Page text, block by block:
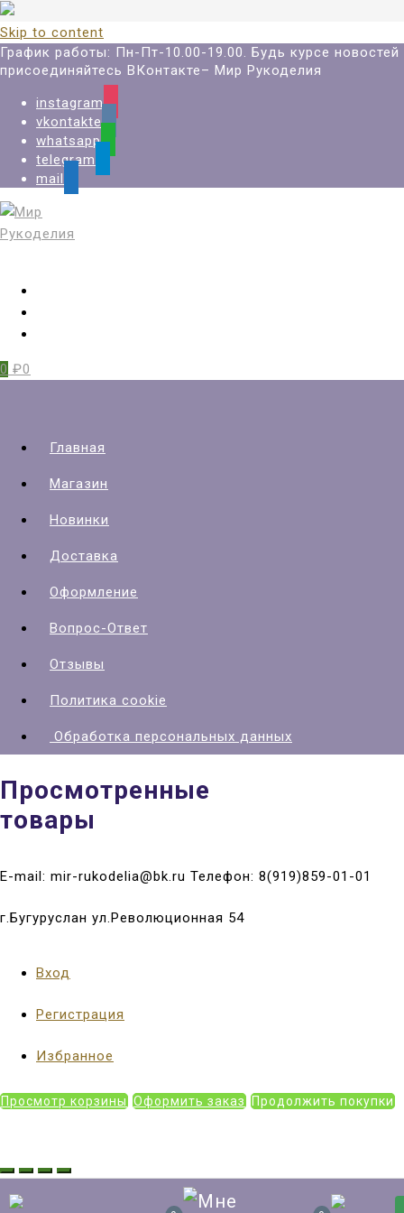
Skip to content
График работы: Пн-Пт-10.00-19.00. Будь курсе новостей
присоединяйтесь ВКонтакте– Мир Рукоделия
instagram
vkontakte
whatsapp
telegram
mail
0 ₽0
Главная
Магазин
Новинки
Доставка
Оформление
Вопрос-Ответ
Отзывы
Политика cookie
Обработка персональных данных
Просмотренные
товары
E-mail: mir-rukodelia@bk.ru Телефон: 8(919)859-01-01
г.Бугуруслан ул.Революционная 54
Вход
Регистрация
Избранное
Просмотр корзины Оформить заказ Продолжить покупки